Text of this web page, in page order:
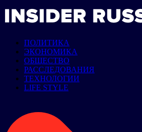
ПОЛИТИКА
ЭКОНОМИКА
ОБЩЕСТВО
РАССЛЕДОВАНИЯ
ТЕХНОЛОГИИ
LIFE STYLE